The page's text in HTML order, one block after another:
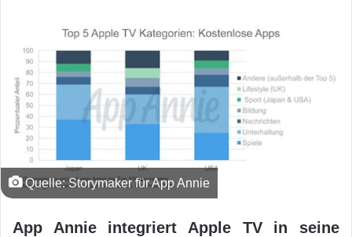
Quelle: Storymaker für App Annie
App Annie integriert Apple TV in seine